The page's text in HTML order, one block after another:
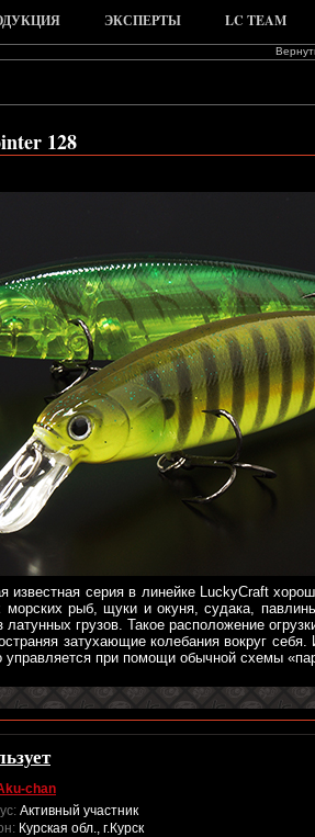
ЭКСПЕРТЫ LC TEAM
128
известная серия в линейке LuckyCraft
рыб, щуки и окуня, судака,
латунных грузов. Такое расположение
затухающие колебания вокруг
при помощи обычной схемы
chan
Активный участник
Курская обл., г.Курск